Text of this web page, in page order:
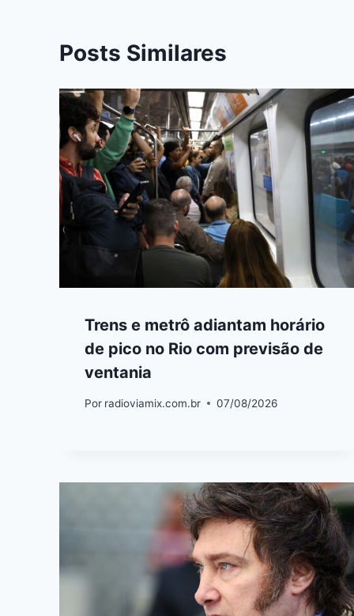
Posts Similares
Trens e metrô adiantam horário
de pico no Rio com previsão de
ventania
Por radioviamix.com.br 07/08/2026